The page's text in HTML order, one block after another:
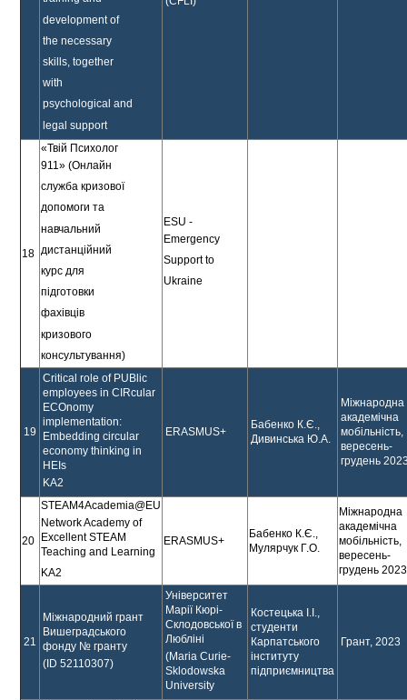
development of
the necessary
skills, together
with
psychological and
legal support
18
«Твій Психолог
911» (Онлайн
служба кризової
допомоги та
навчальний
дистанційний
курс для
підготовки
фахівців
кризового
консультування)
ESU -
Emergency
Support to
Ukraine
19
Critical role of PUBlic
employees in CIRcular
ECOnomy
implementation:
Embedding circular
economy thinking in
HEIs
KA2
ERASMUS+
Бабенко К.Є.,
Дивинська Ю.А.
Міжнародна
академічна
мобільність,
вересень-
грудень
20
STEAM4Academia@EU
Network Academy of
Excellent STEAM
Teaching and Learning
KA2
ERASMUS+
Бабенко К.Є.,
Мулярчук Г.О.
Міжнародна
академічна
мобільність,
вересень-
грудень
21
Міжнародний грант
Вишеградського
фонду № гранту
(ID 52110307)
Університет
Марії Кюрі-
Склодовської в
Любліні
(Maria Curie-
Sklodowska
University
Костецька І.І.,
студенти
Карпатського
інституту
підприємництва
Грант, 2023